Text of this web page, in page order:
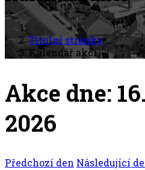
Titulní stránka
Kalendář akcí
Akce dne:
2026
Předchozí den Následující